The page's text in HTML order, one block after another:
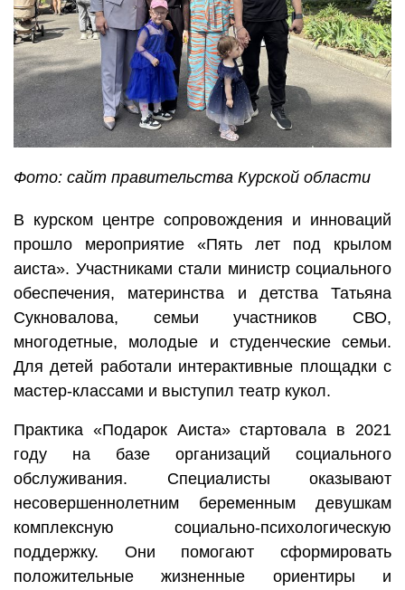
Фото: сайт правительства Курской области
В курском центре сопровождения и инноваций
прошло мероприятие «Пять лет под крылом
аиста». Участниками стали министр социального
обеспечения, материнства и детства Татьяна
Сукновалова, семьи участников СВО,
многодетные, молодые и студенческие семьи.
Для детей работали интерактивные площадки с
мастер-классами и выступил театр кукол.
Практика «Подарок Аиста» стартовала в 2021
году на базе организаций социального
обслуживания. Специалисты оказывают
несовершеннолетним беременным девушкам
комплексную социально-психологическую
поддержку. Они помогают сформировать
положительные жизненные ориентиры и